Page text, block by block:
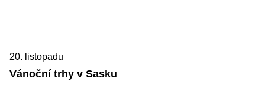
20. listopadu
Vánoční trhy v Sasku